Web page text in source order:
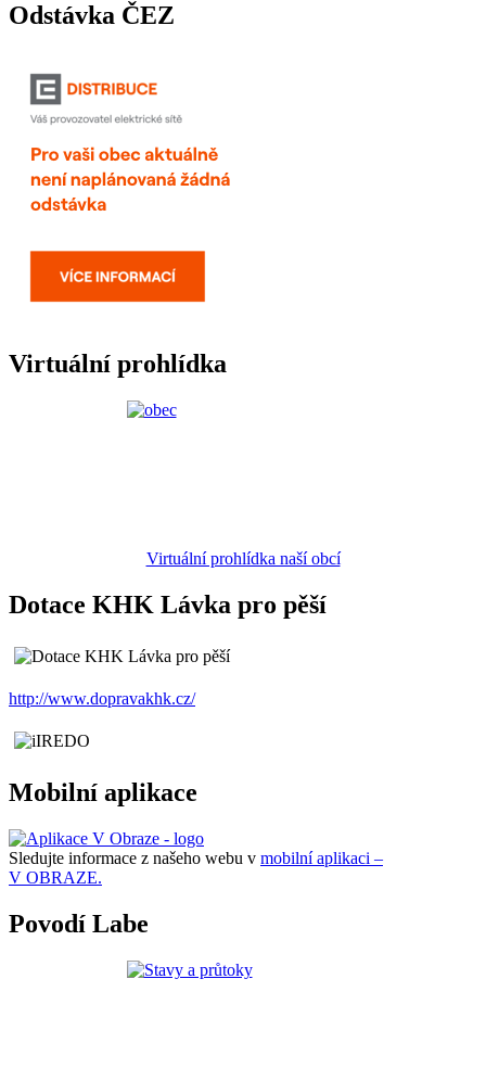
Odstávka ČEZ
Virtuální prohlídka
Virtuální prohlídka naší obcí
Dotace KHK Lávka pro pěší
http://www.dopravakhk.cz/
Mobilní aplikace
Sledujte informace z našeho webu v mobilní aplikaci –
V OBRAZE.
Povodí Labe